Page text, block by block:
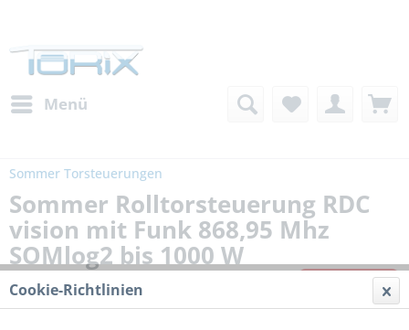
Menü
Sommer Torsteuerungen
Sommer Rolltorsteuerung RDC
vision mit Funk 868,95 Mhz
SOMlog2 bis 1000 W
Cookie-Richtlinien